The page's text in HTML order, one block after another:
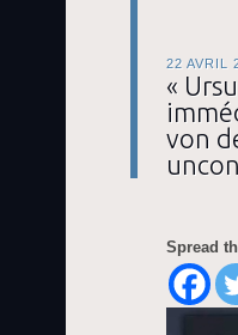
22 AVRIL
«
von
Spread